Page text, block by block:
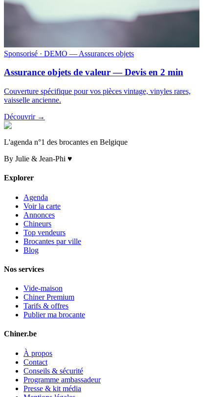
Sponsorisé · DEMO — Assurances objets
Assurance objets de valeur — Devis en 2 min
Couverture spécifique pour vos pièces vintage, vinyles rares,
vaisselle ancienne.
Découvrir →
L'agenda n°1 des brocantes en Belgique
By Julie & Jean-Phi ♥
Explorer
Agenda
Voir la carte
Annonces
Chineurs
Top vendeurs
Brocantes par ville
Blog
Nos services
Vide-maison
Chiner Premium
Tarifs & offres
Publier ma brocante
Chiner.be
À propos
Contact
Conseils & sécurité
Programme ambassadeur
Presse & kit média